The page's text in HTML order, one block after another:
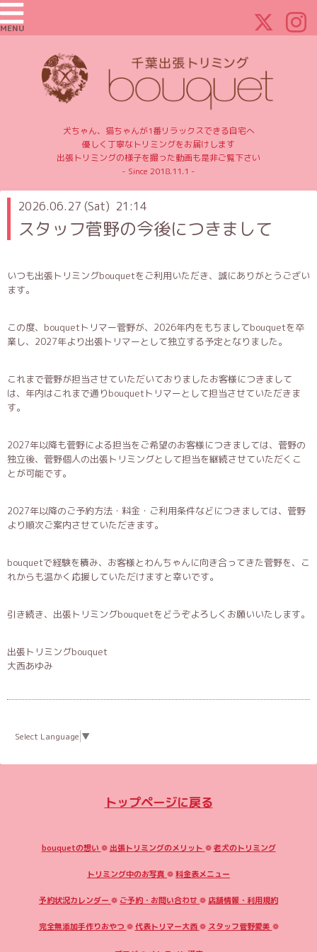
MENU
犬ちゃん、猫ちゃんが1番リラックスできる自宅へ
優しく丁寧なトリミングをお届けします
出張トリミングの様子を撮った動画も是非ご覧下さい
- Since 2018.11.1 -
2026.06.27 (Sat) 21:14
スタッフ菅野の今後につきまして
いつも出張トリミングbouquetをご利用いただき、誠にありがとうござい
ます。
この度、bouquetトリマー菅野が、2026年内をもちましてbouquetを卒
業し、2027年より出張トリマーとして独立する予定となりました。
これまで菅野が担当させていただいておりましたお客様につきまして
は、年内はこれまで通りbouquetトリマーとして担当させていただきま
す。
2027年以降も菅野による担当をご希望のお客様につきましては、菅野の
独立後、菅野個人の出張トリミングとして担当を継続させていただくこ
とが可能です。
2027年以降のご予約方法・料金・ご利用条件などにつきましては、菅野
より順次ご案内させていただきます。
bouquetで経験を積み、お客様とわんちゃんに向き合ってきた菅野を、こ
れからも温かく応援していただけますと幸いです。
引き続き、出張トリミングbouquetをどうぞよろしくお願いいたします。
出張トリミングbouquet
大西あゆみ
Select Language ▼
トップページに戻る
bouquetの想い ❁ 出張トリミングのメリット ❁老犬のトリミング
トリミング中のお写真 ❁料金表メニュー
予約状況カレンダー ❁ ご予約・お問い合わせ ❁ 店舗情報・利用規約
完全無添加手作りおやつ ❁代表トリマー大西❁ スタッフ菅野愛美 ❁